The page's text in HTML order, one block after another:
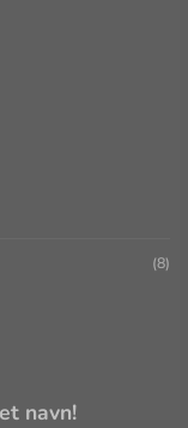
(8)
navn!